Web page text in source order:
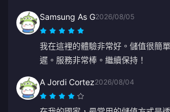
Samsung As G2026/08/05
我在這裡的體驗非常好。儲值很簡
遲。服務非常棒。繼續保持！
A Jordi Cortez2026/08/04